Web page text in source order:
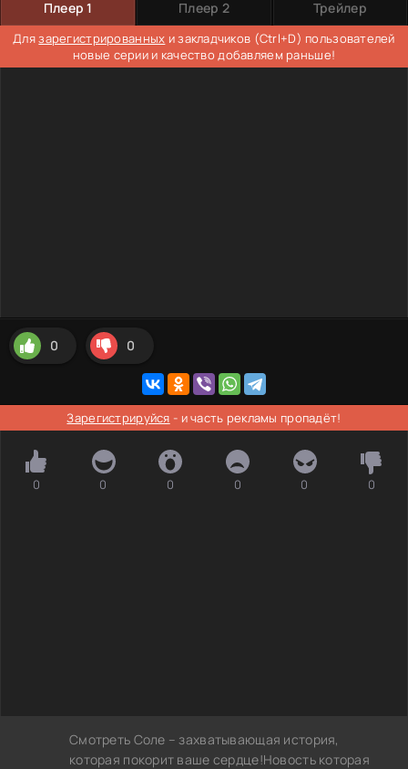
Плеер 1 Плеер 2 Трейлер
Длязарегистрированных и закладчиков (Ctrl+D) пользователей
новые серии и качество добавляем раньше!
0 0
Зарегистрируйся - и часть рекламы пропадёт!
0 0 0 0 0 0
Смотреть Соле – захватывающая история,
которая покорит ваше сердце!Новость которая